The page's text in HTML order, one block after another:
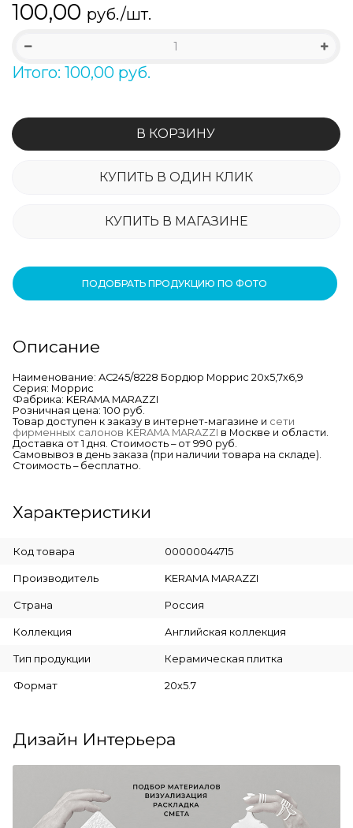
100,00 руб./шт.
Итого: 100,00 руб.
В КОРЗИНУ
КУПИТЬ В ОДИН КЛИК
КУПИТЬ В МАГАЗИНЕ
ПОДОБРАТЬ ПРОДУКЦИЮ ПО ФОТО
Описание
Наименование: AC245/8228 Бордюр Моррис 20х5,7х6,9
Серия: Моррис
Фабрика: KERAMA MARAZZI
Розничная цена: 100 руб.
Товар доступен к заказу в интернет-магазине и сети
фирменных салонов KERAMA MARAZZI в Москве и области.
Доставка от 1 дня. Стоимость – от 990 руб.
Самовывоз в день заказа (при наличии товара на складе).
Стоимость – бесплатно.
Характеристики
Код товара 00000044715
Производитель KERAMA MARAZZI
Страна Россия
Коллекция Английская коллекция
Тип продукции Керамическая плитка
Формат 20x5.7
Дизайн Интерьера